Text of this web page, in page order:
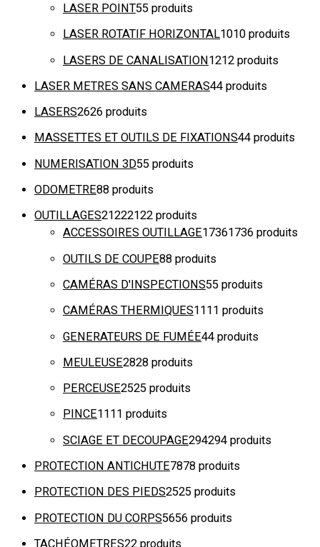
LASER POINT55 produits
LASER ROTATIF HORIZONTAL1010 produits
LASERS DE CANALISATION1212 produits
LASER METRES SANS CAMERAS44 produits
LASERS2626 produits
MASSETTES ET OUTILS DE FIXATIONS44 produits
NUMERISATION 3D55 produits
ODOMETRE88 produits
OUTILLAGES21222122 produits
ACCESSOIRES OUTILLAGE17361736 produits
OUTILS DE COUPE88 produits
CAMÉRAS D'INSPECTIONS55 produits
CAMÉRAS THERMIQUES11 11 produits
GENERATEURS DE FUMÉE44 produits
MEULEUSE2828 produits
PERCEUSE2525 produits
PINCE11 11 produits
SCIAGE ET DECOUPAGE294294 produits
PROTECTION ANTICHUTE7878 produits
PROTECTION DES PIEDS2525 produits
PROTECTION DU CORPS5656 produits
TACHÉOMETRES22 produits